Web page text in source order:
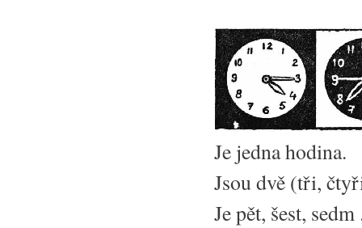
Je jedna hodina.
Jsou dvě (tři,
Je pět, šest,